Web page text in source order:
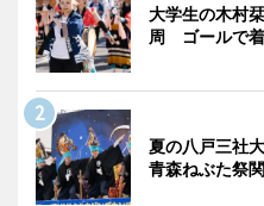
大学生の木村
周 ゴールで
夏の八戸三社
青森ねぶた祭